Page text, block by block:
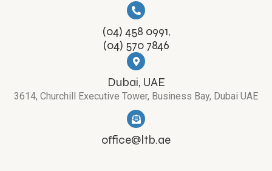
(04) 458 0991,
(04) 570 7846
Dubai, UAE
3614, Churchill Executive Tower, Business Bay, Dubai UAE
office@ltb.ae